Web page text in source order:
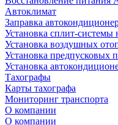
Автоклимат
Заправка
Установка сплит-системы
Установка воздушных
Установка предпусковых
Установка
Тахографы
Карты тахографа
Мониторинг транспорта
О компании
О компании